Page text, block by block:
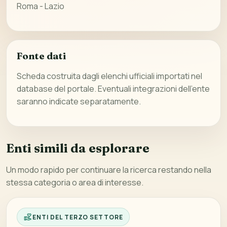
Roma - Lazio
Fonte dati
Scheda costruita dagli elenchi ufficiali importati nel
database del portale. Eventuali integrazioni dell’ente
saranno indicate separatamente.
Enti simili da esplorare
Un modo rapido per continuare la ricerca restando nella
stessa categoria o area di interesse.
ENTI DEL TERZO SETTORE